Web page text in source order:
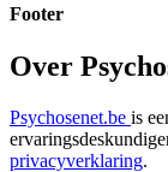
Footer
Over
Psychosenet.be is
privacyverklaring.